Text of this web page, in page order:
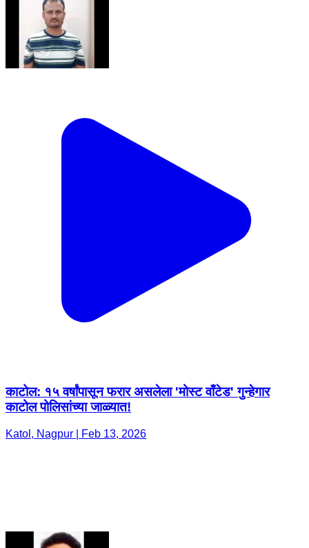
काटोल: १५ वर्षांपासून फरार असलेला 'मोस्ट वाँटेड' गुन्हेगार
काटोल पोलिसांच्या जाळ्यात! ​
Katol, Nagpur | Feb 13, 2026